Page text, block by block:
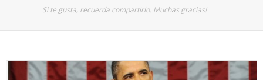
Si te gusta, recuerda compartirlo. Muchas gracias!